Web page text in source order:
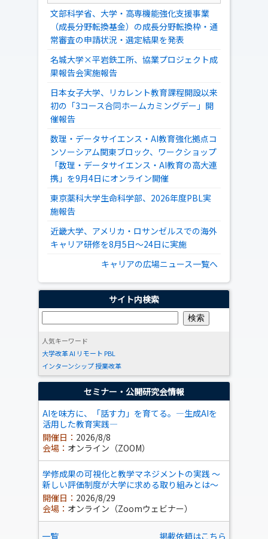
文部科学省、大学・高専機能強化支援事業
（成長分野転換基金）の成長分野転換枠・通
常審査の申請状況・選定結果を発表
名城大学×平岩鉄工所、協業プロジェクト成
果報告会実施報告
日本女子大学、リカレント教育課程開設以来
初の「3コース合同ホームカミングデー」開
催報告
数理・データサイエンス・AI教育強化拠点コ
ンソーシアム関東ブロック、ワークショップ
「数理・データサイエンス・AI教育の高大連
携」を9月4日にオンライン開催
東京薬科大学生命科学部、2026年度PBL実
施報告
近畿大学、アメリカ・ロサンゼルスでの海外
キャリア研修を8月5日～24日に実施
キャリアの広場ニュース一覧へ
サイト内検索
人気キーワード
大学改革AI リモート PBL
インターンシップ授業改革
セミナー・公開研究会情報
AIを味方に、「話す力」を育てる。―生成AIを
活用した教育実践―
開催日： 2026/8/8
会場： オンライン（ZOOM）
学修成果の可視化と教学マネジメントの実践 ～
新しい評価制度が大学に求める取り組みとは～
開催日： 2026/8/29
会場： オンライン（Zoomウェビナー）
一覧 掲載依頼はこちら